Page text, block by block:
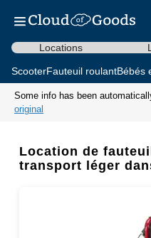
Locations
ScooterFauteuil roulantBébés
Some info has been
original
Location de
transport léger